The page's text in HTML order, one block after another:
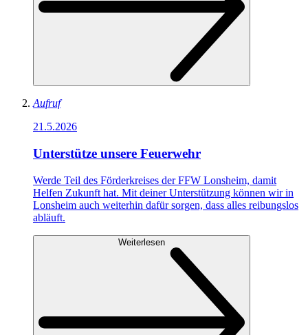
Aufruf
21.5.2026
Unterstütze unsere Feuerwehr
Werde Teil des Förderkreises der FFW Lonsheim, damit
Helfen Zukunft hat. Mit deiner Unterstützung können wir in
Lonsheim auch weiterhin dafür sorgen, dass alles reibungslos
abläuft.
Weiterlesen